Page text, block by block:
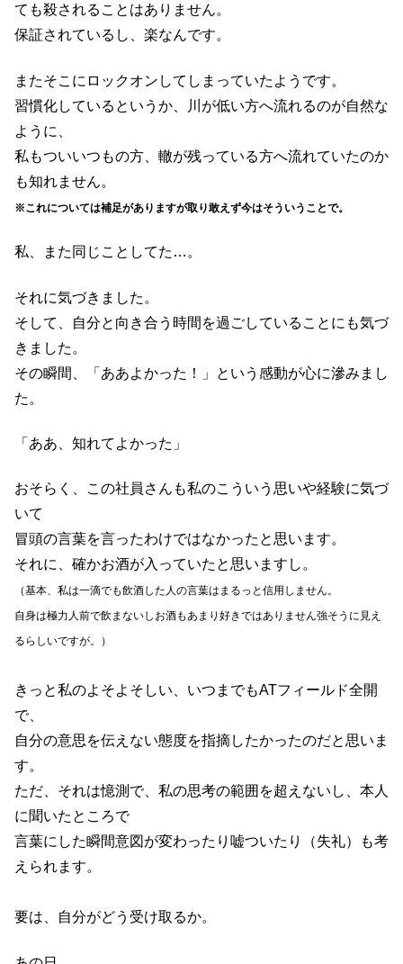
ても殺されることはありません。
保証されているし、楽なんです。
またそこにロックオンしてしまっていたようです。
習慣化しているというか、川が低い方へ流れるのが自然な
ように、
私もついいつもの方、轍が残っている方へ流れていたのか
も知れません。
※これについては補足がありますが取り敢えず今はそういうことで。
私、また同じことしてた…。
それに気づきました。
そして、自分と向き合う時間を過ごしていることにも気づ
きました。
その瞬間、「ああよかった！」という感動が心に滲みまし
た。
「ああ、知れてよかった」
おそらく、この社員さんも私のこういう思いや経験に気づ
いて
冒頭の言葉を言ったわけではなかったと思います。
それに、確かお酒が入っていたと思いますし。
（基本、私は一滴でも飲酒した人の言葉はまるっと信用しません。
自身は極力人前で飲まないしお酒もあまり好きではありません強そうに見え
るらしいですが。）
きっと私のよそよそしい、いつまでもATフィールド全開
で、
自分の意思を伝えない態度を指摘したかったのだと思いま
す。
ただ、それは憶測で、私の思考の範囲を超えないし、本人
に聞いたところで
言葉にした瞬間意図が変わったり嘘ついたり（失礼）も考
えられます。
要は、自分がどう受け取るか。